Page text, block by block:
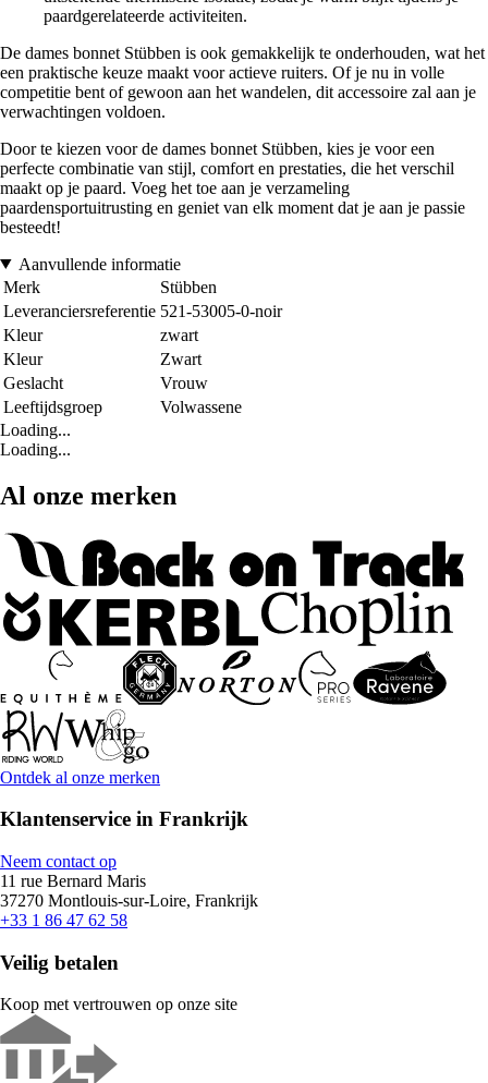
paardgerelateerde activiteiten.
De dames bonnet Stübben is ook gemakkelijk te onderhouden, wat het
een praktische keuze maakt voor actieve ruiters. Of je nu in volle
competitie bent of gewoon aan het wandelen, dit accessoire zal aan je
verwachtingen voldoen.
Door te kiezen voor de dames bonnet Stübben, kies je voor een
perfecte combinatie van stijl, comfort en prestaties, die het verschil
maakt op je paard. Voeg het toe aan je verzameling
paardensportuitrusting en geniet van elk moment dat je aan je passie
besteedt!
Aanvullende informatie
Merk
Stübben
Leveranciersreferentie 521-53005-0-noir
Kleur
zwart
Kleur
Zwart
Geslacht
Vrouw
Leeftijdsgroep
Volwassene
Loading...
Loading...
Al onze merken
Ontdek al onze merken
Klantenservice in Frankrijk
Neem contact op
11 rue Bernard Maris
37270 Montlouis-sur-Loire, Frankrijk
+33 1 86 47 62 58
Veilig betalen
Koop met vertrouwen op onze site